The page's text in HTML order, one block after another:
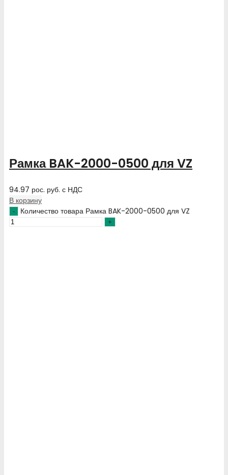
Рамка BAK-2000-0500 для VZ
94.97 рос. руб. с НДС
В корзину
Количество товара Рамка BAK-2000-0500 для VZ